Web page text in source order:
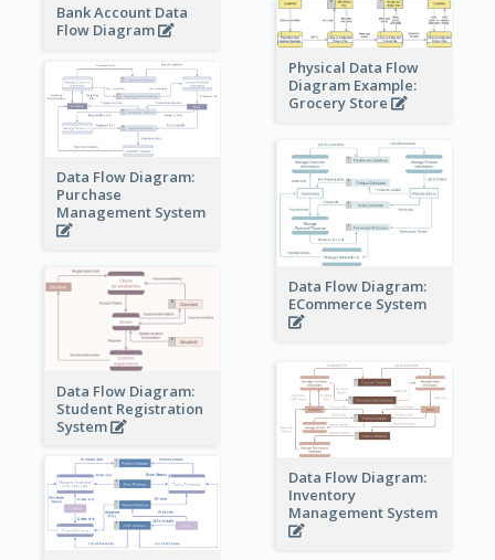
Bank Account Data
Flow Diagram
Physical Data Flow
Diagram Example:
Grocery Store
Data Flow Diagram:
Purchase
Management System
Data Flow Diagram:
ECommerce System
Data Flow Diagram:
Student Registration
System
Data Flow Diagram:
Inventory
Management System